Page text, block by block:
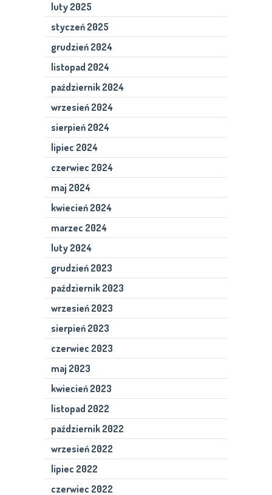
luty 2025
styczeń 2025
grudzień 2024
listopad 2024
październik 2024
wrzesień 2024
sierpień 2024
lipiec 2024
czerwiec 2024
maj 2024
kwiecień 2024
marzec 2024
luty 2024
grudzień 2023
październik 2023
wrzesień 2023
sierpień 2023
czerwiec 2023
maj 2023
kwiecień 2023
listopad 2022
październik 2022
wrzesień 2022
lipiec 2022
czerwiec 2022